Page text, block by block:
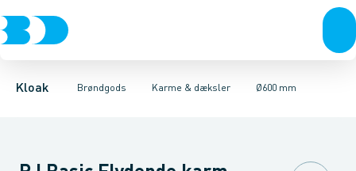
Kloak Brøndgods
Rør & fittingsBrønde BrøndgodsLinjeafvandingTanke,
Karme & dæksler
Kegler, dæksler & topringeKarme & dækslerØ600 mm
Ø280 mm Ø315 mmØ400 mmØ425 mmØ600 mm Ø800 mm